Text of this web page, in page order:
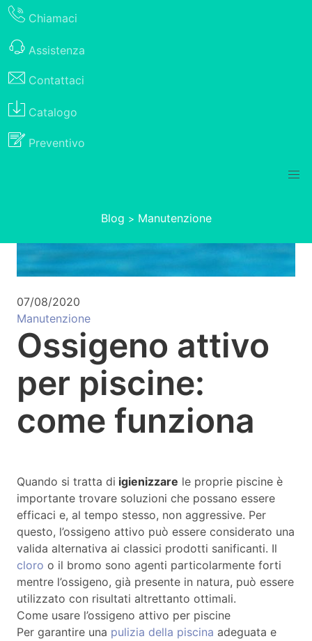
Chiamaci
Assistenza
Contattaci
Catalogo
Preventivo
Blog > Manutenzione
07/08/2020
Manutenzione
Ossigeno attivo
per piscine:
come funziona
Quando si tratta di igienizzare le proprie piscine è
importante trovare soluzioni che possano essere
efficaci e, al tempo stesso, non aggressive. Per
questo, l’ossigeno attivo può essere considerato una
valida alternativa ai classici prodotti sanificanti. Il
cloro o il bromo sono agenti particolarmente forti
mentre l’ossigeno, già presente in natura, può essere
utilizzato con risultati altrettanto ottimali.
Come usare l’ossigeno attivo per piscine
Per garantire una pulizia della piscina adeguata e